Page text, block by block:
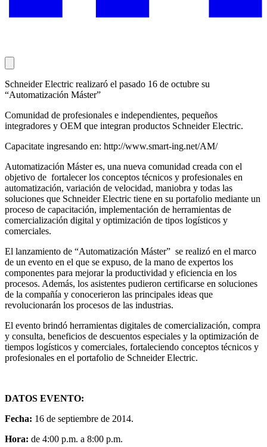
Schneider Electric realizaró el pasado 16 de octubre su
“Automatización Máster”
Comunidad de profesionales e independientes, pequeños
integradores y OEM que integran productos Schneider Electric.
Capacitate ingresando en: http://www.smart-ing.net/AM/
Automatización Máster es, una nueva comunidad creada con el
objetivo de fortalecer los conceptos técnicos y profesionales en
automatización, variación de velocidad, maniobra y todas las
soluciones que Schneider Electric tiene en su portafolio mediante un
proceso de capacitación, implementación de herramientas de
comercialización digital y optimización de tipos logísticos y
comerciales.
El lanzamiento de “Automatización Máster” se realizó en el marco
de un evento en el que se expuso, de la mano de expertos los
componentes para mejorar la productividad y eficiencia en los
procesos. Además, los asistentes pudieron certificarse en soluciones
de la compañía y conocerieron las principales ideas que
revolucionarán los procesos de las industrias.
El evento brindó herramientas digitales de comercialización, compra
y consulta, beneficios de descuentos especiales y la optimización de
tiempos logísticos y comerciales, fortaleciendo conceptos técnicos y
profesionales en el portafolio de Schneider Electric.
DATOS EVENTO:
Fecha: 16 de septiembre de 2014.
Hora: de 4:00 p.m. a 8:00 p.m.